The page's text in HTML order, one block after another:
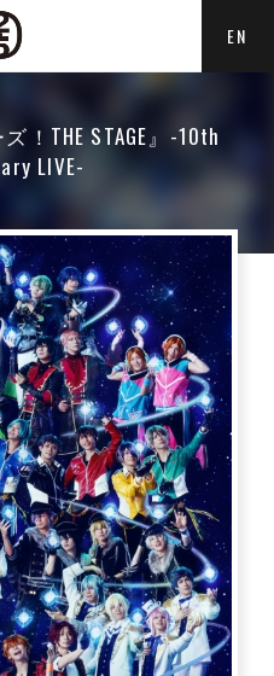
EN
！THE STAGE』-10th
LIVE-